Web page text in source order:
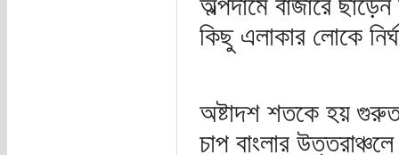
কিছু এলাকার লোকে
অষ্টাদশ শতকে হয়
চাপ বাংলার